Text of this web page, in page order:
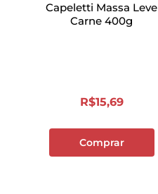
Capeletti Massa Leve
Carne 400g
R$15,69
Comprar